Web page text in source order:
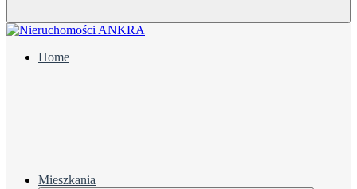
Home
Mieszkania